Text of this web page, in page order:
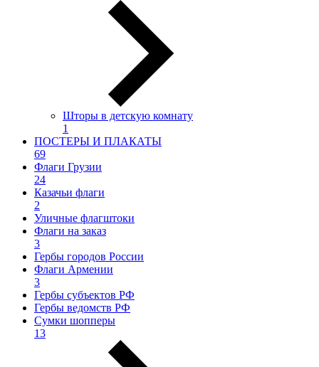
Шторы в детскую комнату
1
ПОСТЕРЫ И ПЛАКАТЫ
69
Флаги Грузии
24
Казачьи флаги
2
Уличные флагштоки
Флаги на заказ
3
Гербы городов России
Флаги Армении
3
Гербы субъектов РФ
Гербы ведомств РФ
Сумки шопперы
13